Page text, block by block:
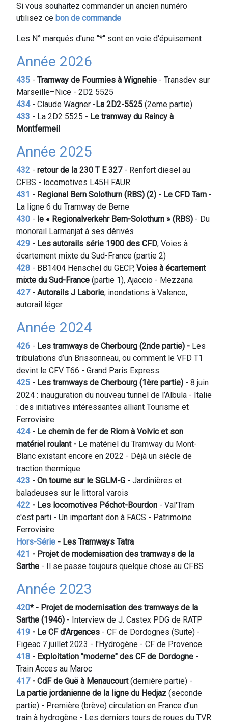
Contenu
public
Si vous souhaitez commander un ancien numéro
utilisez ce bon de commande
Les N° marqués d'une "*" sont en voie d'épuisement
Année 2026
435 - Tramway de Fourmies à Wignehie - Transdev sur
Marseille–Nice - 2D2 5525
434- Claude Wagner -La 2D2-5525 (2eme partie)
433 - La 2D2 5525 - Le tramway du Raincy à
Montfermeil
Année 2025
432 - retour de la 230 T E 327- Renfort diesel au
CFBS - locomotives L45H FAUR
431 - Regional Bern Solothurn (RBS) (2) - Le CFD Tarn -
La ligne 6 du Tramway de Berne
430 - le « Regionalverkehr Bern-Solothurn » (RBS) - Du
monorail Larmanjat à ses dérivés
429 - Les autorails série 1900 des CFD, Voies à
écartement mixte du Sud-France (partie 2)
428 - BB1404 Henschel du GECP, Voies à écartement
mixte du Sud-France (partie 1), Ajaccio - Mezzana
427- Autorails J Laborie, inondations à Valence,
autorail léger
Année 2024
426 - Les tramways de Cherbourg (2nde partie) - Les
tribulations d’un Brissonneau, ou comment le VFD T1
devint le CFV T66 - Grand Paris Express
425 - Les tramways de Cherbourg (1ère partie) - 8 juin
2024 : inauguration du nouveau tunnel de l’Albula - Italie
: des initiatives intéressantes alliant Tourisme et
Ferroviaire
424- Le chemin de fer de Riom à Volvic et son
matériel roulant - Le matériel du Tramway du Mont-
Blanc existant encore en 2022 - Déjà un siècle de
traction thermique
423 - On tourne sur le SGLM-G - Jardinières et
baladeuses sur le littoral varois
422 - Les locomotives Péchot-Bourdon - Val'Tram
c'est parti - Un important don à FACS - Patrimoine
Ferroviaire
Hors-Série - Les Tramways Tatra
421 - Projet de modernisation des tramways de la
Sarthe - Il se passe toujours quelque chose au CFBS
Année 2023
420* - Projet de modernisation des tramways de la
Sarthe (1946) - Interview de J. Castex PDG de RATP
419 - Le CF d'Argences - CF de Dordognes (Suite) -
Figeac 7 juillet 2023 - l'Hydrogène - CF de Provence
418 - Exploitation "moderne" des CF de Dordogne -
Train Acces au Maroc
417- CdF de Guë à Menaucourt(dernière partie) -
La partie jordanienne de la ligne du Hedjaz (seconde
partie) - Première (brève) circulation en France d’un
train à hydrogène - Les derniers tours de roues du TVR